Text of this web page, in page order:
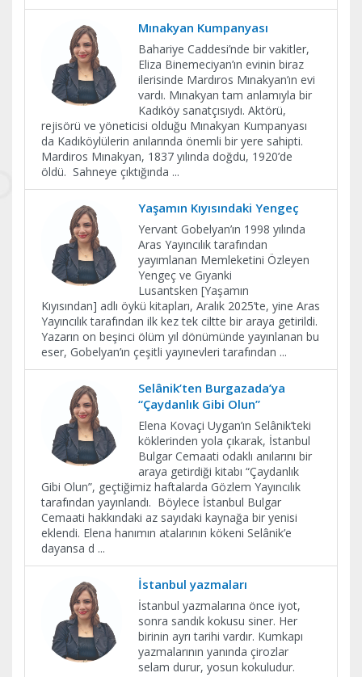
Mınakyan Kumpanyası
Bahariye Caddesi’nde bir vakitler,
Eliza Binemeciyan’ın evinin biraz
ilerisinde Mardıros Mınakyan’ın evi
vardı. Mınakyan tam anlamıyla bir
Kadıköy sanatçısıydı. Aktörü,
rejisörü ve yöneticisi olduğu Mınakyan Kumpanyası
da Kadıköylülerin anılarında önemli bir yere sahipti.
Mardiros Mınakyan, 1837 yılında doğdu, 1920’de
öldü. Sahneye çıktığında ...
Yaşamın Kıyısındaki Yengeç
Yervant Gobelyan’ın 1998 yılında
Aras Yayıncılık tarafından
yayımlanan Memleketini Özleyen
Yengeç ve Gıyanki
Lusantsken [Yaşamın
Kıyısından] adlı öykü kitapları, Aralık 2025’te, yine Aras
Yayıncılık tarafından ilk kez tek ciltte bir araya getirildi.
Yazarın on beşinci ölüm yıl dönümünde yayınlanan bu
eser, Gobelyan’ın çeşitli yayınevleri tarafından ...
Selânik’ten Burgazada’ya
“Çaydanlık Gibi Olun”
Elena Kovaçi Uygan’ın Selânik’teki
köklerinden yola çıkarak, İstanbul
Bulgar Cemaati odaklı anılarını bir
araya getirdiği kitabı “Çaydanlık
Gibi Olun”, geçtiğimiz haftalarda Gözlem Yayıncılık
tarafından yayınlandı. Böylece İstanbul Bulgar
Cemaati hakkındaki az sayıdaki kaynağa bir yenisi
eklendi. Elena hanımın atalarının kökeni Selânik’e
dayansa d ...
İstanbul yazmaları
İstanbul yazmalarına önce iyot,
sonra sandık kokusu siner. Her
birinin ayrı tarihi vardır. Kumkapı
yazmalarının yanında çirozlar
selam durur, yosun kokuludur.